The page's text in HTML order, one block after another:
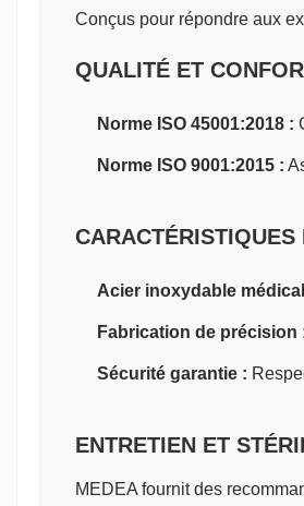
Conçus pour répondre aux
QUALITÉ ET
Norme ISO 45001:2018 :
Norme ISO 9001:2015 :
CARACTÉRISTIQUES
Acier inoxydable
Fabrication de précision
Sécurité garantie :
ENTRETIEN ET
MEDEA fournit des